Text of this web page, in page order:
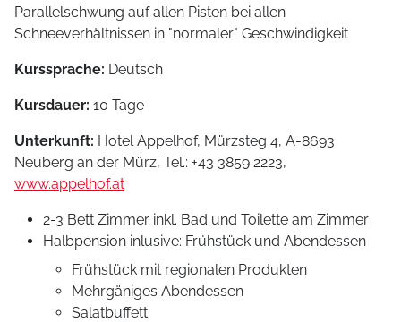
Parallelschwung auf allen Pisten bei allen
Schneeverhältnissen in "normaler" Geschwindigkeit
Kurssprache: Deutsch
Kursdauer: 10 Tage
Unterkunft: Hotel Appelhof, Mürzsteg 4, A-8693
Neuberg an der Mürz, Tel.: +43 3859 2223,
www.appelhof.at
2-3 Bett Zimmer inkl. Bad und Toilette am Zimmer
Halbpension inlusive: Frühstück und Abendessen
Frühstück mit regionalen Produkten
Mehrgäniges Abendessen
Salatbuffett